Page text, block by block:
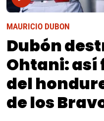
MAURICIO DUBON
Dubón
Ohtani: así
del
de los